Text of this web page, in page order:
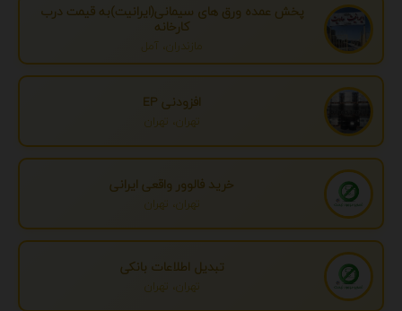
پخش عمده ورق های سیمانی(ایرانیت)به قیمت درب
کارخانه
مازندران، آمل
افزودنی EP
تهران، تهران
خرید فالوور واقعی ایرانی
تهران، تهران
تبدیل اطلاعات بانکی
تهران، تهران